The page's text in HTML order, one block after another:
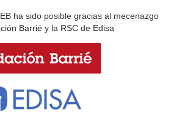
ha sido posible gracias al mecenazgo
Barrié y la RSC de Edisa